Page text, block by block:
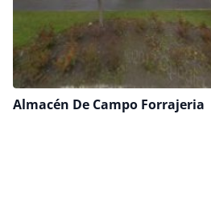
Almacén De Campo Forrajeria